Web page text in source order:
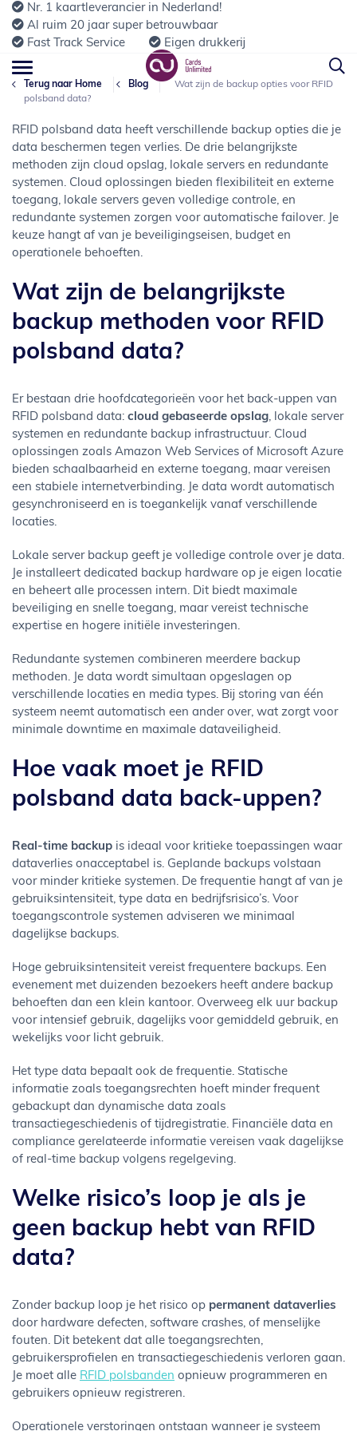
Nr. 1 kaartleverancier in Nederland!
Al ruim 20 jaar super betrouwbaar
Fast Track Service
Eigen drukkerij
Terug naar Home Blog
Wat zijn de backup opties voor RFID
polsband data?
RFID polsband data heeft verschillende backup opties die je
data beschermen tegen verlies. De drie belangrijkste
methoden zijn cloud opslag, lokale servers en redundante
systemen. Cloud oplossingen bieden flexibiliteit en externe
toegang, lokale servers geven volledige controle, en
redundante systemen zorgen voor automatische failover. Je
keuze hangt af van je beveiligingseisen, budget en
operationele behoeften.
Wat zijn de belangrijkste
backup methoden voor RFID
polsband data?
Er bestaan drie hoofdcategorieën voor het back-uppen van
RFID polsband data: cloud gebaseerde opslag, lokale server
systemen en redundante backup infrastructuur. Cloud
oplossingen zoals Amazon Web Services of Microsoft Azure
bieden schaalbaarheid en externe toegang, maar vereisen
een stabiele internetverbinding. Je data wordt automatisch
gesynchroniseerd en is toegankelijk vanaf verschillende
locaties.
Lokale server backup geeft je volledige controle over je data.
Je installeert dedicated backup hardware op je eigen locatie
en beheert alle processen intern. Dit biedt maximale
beveiliging en snelle toegang, maar vereist technische
expertise en hogere initiële investeringen.
Redundante systemen combineren meerdere backup
methoden. Je data wordt simultaan opgeslagen op
verschillende locaties en media types. Bij storing van één
systeem neemt automatisch een ander over, wat zorgt voor
minimale downtime en maximale dataveiligheid.
Hoe vaak moet je RFID
polsband data back-uppen?
Real-time backup is ideaal voor kritieke toepassingen waar
dataverlies onacceptabel is. Geplande backups volstaan
voor minder kritieke systemen. De frequentie hangt af van je
gebruiksintensiteit, type data en bedrijfsrisico’s. Voor
toegangscontrole systemen adviseren we minimaal
dagelijkse backups.
Hoge gebruiksintensiteit vereist frequentere backups. Een
evenement met duizenden bezoekers heeft andere backup
behoeften dan een klein kantoor. Overweeg elk uur backup
voor intensief gebruik, dagelijks voor gemiddeld gebruik, en
wekelijks voor licht gebruik.
Het type data bepaalt ook de frequentie. Statische
informatie zoals toegangsrechten hoeft minder frequent
gebackupt dan dynamische data zoals
transactiegeschiedenis of tijdregistratie. Financiële data en
compliance gerelateerde informatie vereisen vaak dagelijkse
of real-time backup volgens regelgeving.
Welke risico’s loop je als je
geen backup hebt van RFID
data?
Zonder backup loop je het risico op permanent dataverlies
door hardware defecten, software crashes, of menselijke
fouten. Dit betekent dat alle toegangsrechten,
gebruikersprofielen en transactiegeschiedenis verloren gaan.
Je moet alle RFID polsbanden opnieuw programmeren en
gebruikers opnieuw registreren.
Operationele verstoringen ontstaan wanneer je systeem